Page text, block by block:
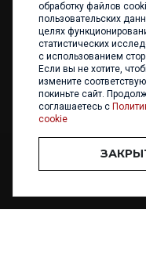
ул.
ООО «ФИЛИПП» ©
Разработка и
обработку файлов
пользовательских
целях
статистических
с использованием
Если вы не хотите,
измените
покиньте сайт.
соглашаетесь с
cookie